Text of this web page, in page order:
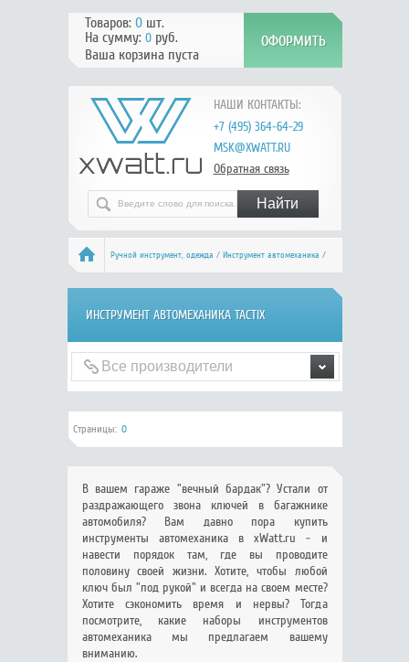
НАШИ КОНТАКТЫ:
+7 (495) 364-64-29
MSK@XWATT.RU
Обратная связь
Товаров: 0шт.
На сумму: 0руб.
Ваша корзина пуста
Ручной инcтрумент, одежда / Инструмент автомеханика /
TACTIX
ИНСТРУМЕНТ АВТОМЕХАНИКА TACTIX
Страницы: 0
В вашем гараже "вечный бардак"? Устали от
раздражающего звона ключей в багажнике
автомобиля? Вам давно пора купить
инструменты автомеханика в xWatt.ru - и
навести порядок там, где вы проводите
половину своей жизни. Хотите, чтобы любой
ключ был "под рукой" и всегда на своем месте?
Хотите сэкономить время и нервы? Тогда
посмотрите, какие наборы инструментов
автомеханика мы предлагаем вашему
вниманию.